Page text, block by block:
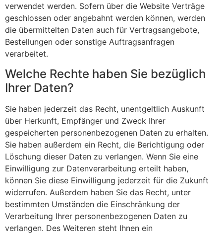
verwendet werden. Sofern über die Website Verträge
geschlossen oder angebahnt werden können, werden
die übermittelten Daten auch für Vertragsangebote,
Bestellungen oder sonstige Auftragsanfragen
verarbeitet.
Welche Rechte haben Sie bezüglich
Ihrer Daten?
Sie haben jederzeit das Recht, unentgeltlich Auskunft
über Herkunft, Empfänger und Zweck Ihrer
gespeicherten personenbezogenen Daten zu erhalten.
Sie haben außerdem ein Recht, die Berichtigung oder
Löschung dieser Daten zu verlangen. Wenn Sie eine
Einwilligung zur Datenverarbeitung erteilt haben,
können Sie diese Einwilligung jederzeit für die Zukunft
widerrufen. Außerdem haben Sie das Recht, unter
bestimmten Umständen die Einschränkung der
Verarbeitung Ihrer personenbezogenen Daten zu
verlangen. Des Weiteren steht Ihnen ein